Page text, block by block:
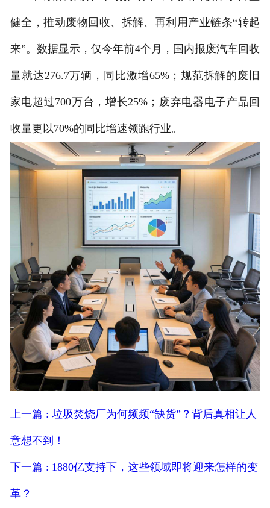
健全，推动废物回收、拆解、再利用产业链条“转起
来”。数据显示，仅今年前4个月，国内报废汽车回收
量就达276.7万辆，同比激增65%；规范拆解的废旧
家电超过700万台，增长25%；废弃电器电子产品回
收量更以70%的同比增速领跑行业。
上一篇 : 垃圾焚烧厂为何频频“缺货”？背后真相让人
意想不到！
下一篇 : 1880亿支持下，这些领域即将迎来怎样的变
革？